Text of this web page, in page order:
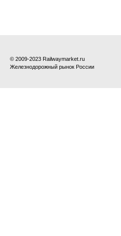
© 2009-2023 Railwaymarket.ru
Железнодорожный рынок России